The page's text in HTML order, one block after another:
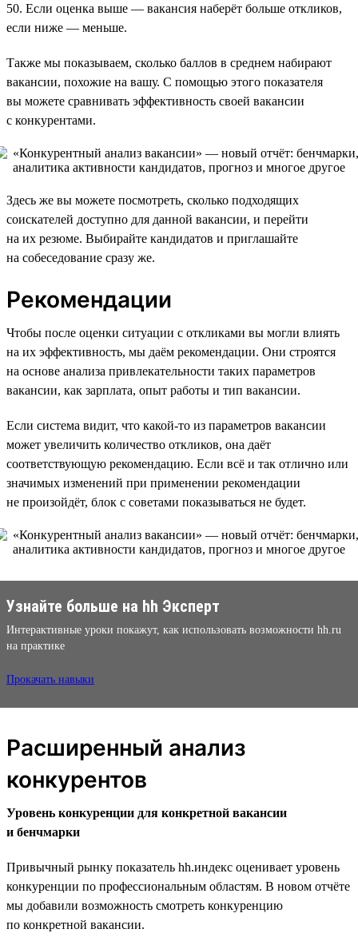
50. Если оценка выше — вакансия наберёт больше откликов,
если ниже — меньше.
Также мы показываем, сколько баллов в среднем набирают
вакансии, похожие на вашу. С помощью этого показателя
вы можете сравнивать эффективность своей вакансии
с конкурентами.
Здесь же вы можете посмотреть, сколько подходящих
соискателей доступно для данной вакансии, и перейти
на их резюме. Выбирайте кандидатов и приглашайте
на собеседование сразу же.
Рекомендации
Чтобы после оценки ситуации с откликами вы могли влиять
на их эффективность, мы даём рекомендации. Они строятся
на основе анализа привлекательности таких параметров
вакансии, как зарплата, опыт работы и тип вакансии.
Если система видит, что какой-то из параметров вакансии
может увеличить количество откликов, она даёт
соответствующую рекомендацию. Если всё и так отлично или
значимых изменений при применении рекомендации
не произойдёт, блок с советами показываться не будет.
Узнайте больше на hh Эксперт
Интерактивные уроки покажут, как использовать возможности hh.ru
на практике
Прокачать навыки
Расширенный анализ
конкурентов
Уровень конкуренции для конкретной вакансии
и бенчмарки
Привычный рынку показатель hh.индекс оценивает уровень
конкуренции по профессиональным областям. В новом отчёте
мы добавили возможность смотреть конкуренцию
по конкретной вакансии.